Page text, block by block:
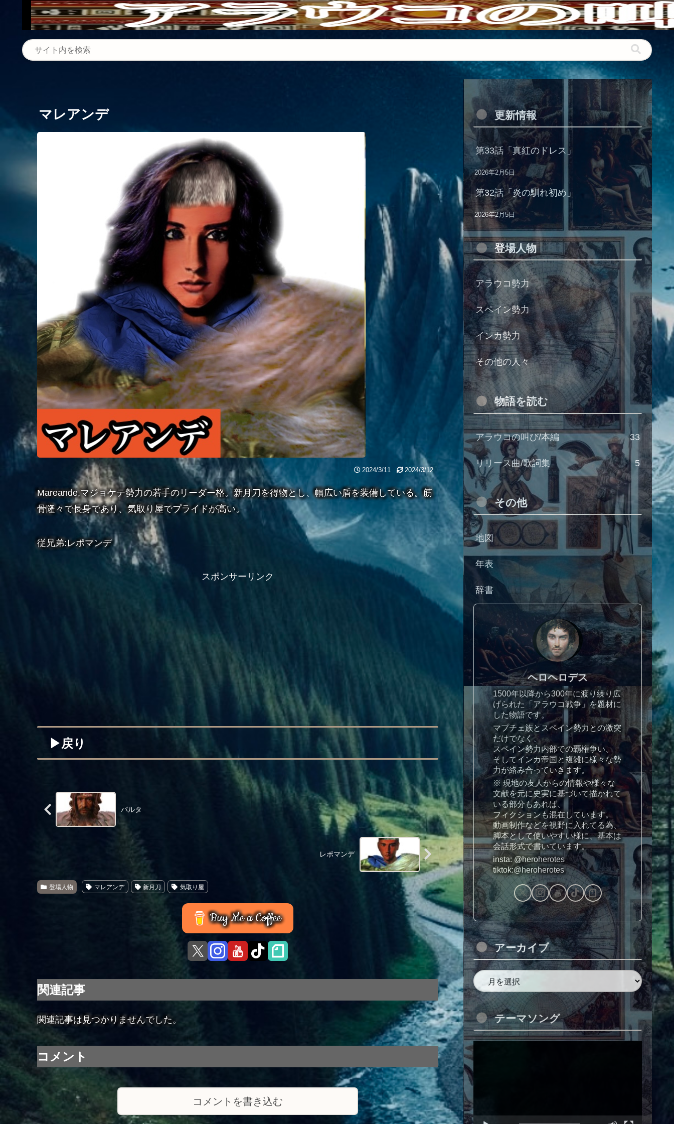
マレアンデ
2024/3/11 2024/3/12
Mareande,マジョケテ勢力の若手のリーダー格。新月刀を得物とし、幅広い盾を装備している。筋
骨隆々で長身であり、気取り屋でプライドが高い。
従兄弟:レポマンデ
スポンサーリンク
▶︎戻り
パルタ
レポマンデ
登場人物 マレアンデ 新月刀 気取り屋
Buy Me a Coffee
関連記事
関連記事は見つかりませんでした。
コメント
コメントを書き込む
更新情報
第33話「真紅のドレス」
2026年2月5日
第32話「炎の馴れ初め」
2026年2月5日
登場人物
アラウコ勢力
スペイン勢力
インカ勢力
その他の人々
物語を読む
アラウコの叫び/本編 33
リリース曲/歌詞集 5
その他
地図
年表
辞書
ヘロヘロデス
1500年以降から300年に渡り繰り広
げられた「アラウコ戦争」を題材に
した物語です。
マプチェ族とスペイン勢力との激突
だけでなく、
スペイン勢力内部での覇権争い、
そしてインカ帝国と複雑に様々な勢
力が絡み合っていきます。
※ 現地の友人からの情報や様々な
文献を元に史実に基づいて描かれて
いる部分もあれば、
フィクションも混在しています。
動画制作などを視野に入れてる為、
脚本として使いやすい様に、基本は
会話形式で書いています。
insta: @heroherotes
tiktok:@heroherotes
アーカイブ
テーマソング
動
ー